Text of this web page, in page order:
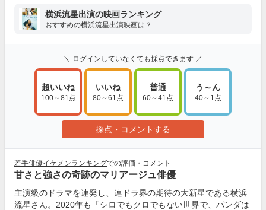
横浜流星出演の映画ランキング
おすすめの横浜流星出演映画は？
＼ ログインしていなくても採点できます ／
超いいね
100～81点
いいね
80～61点
普通
60～41点
う～ん
40～1点
採点・コメントする
若手俳優イケメンランキングでの評価・コメント
甘さと強さの奇跡のマリアージュ俳優
主演級のドラマを連発し、連ドラ界の期待の大新星である横浜
流星さん。2020年も「シロでもクロでもない世界で、パンダは